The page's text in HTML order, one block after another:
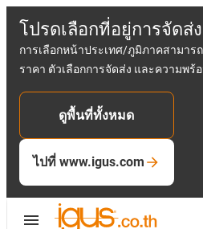
โปรดเลือกที่อยู่การจัดส่ง
การเลือกหน้าประเทศ/ภูมิภาคสามาร
ราคา ตัวเลือกการจัดส่ง และความพ
ดูพื้นที่ทั้งหมด
ไปที่ www.igus.com